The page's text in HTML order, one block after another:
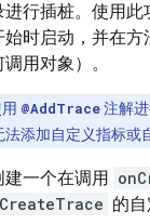
进行插桩。使用
时启动，并在
用对象）。
@AddTrace注解进
添加自定义指标或
一个在调用
的